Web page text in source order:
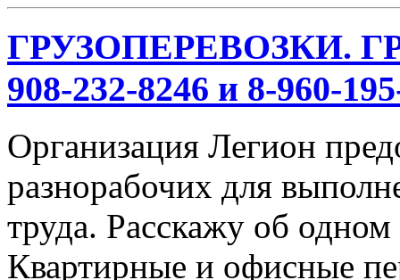
ГРУЗОПЕРЕВОЗКИ.
908-232-8246 и 8-960-
Организация Легион
разнорабочих для
труда. Расскажу об
Квартирные и офисные